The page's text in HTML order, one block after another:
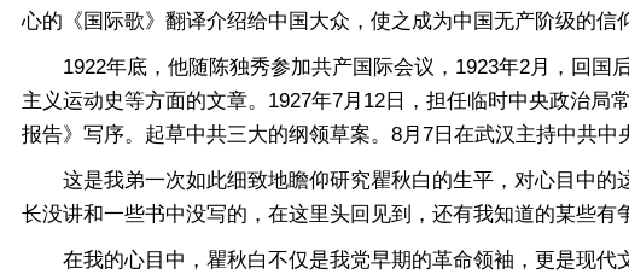
心的《国际歌》翻译介绍给中国大众，使之成为中国无产阶级的信
1922年底，他随陈独秀参加共产国际会议，1923年2月，回国
主义运动史等方面的文章。1927年7月12日，担任临时中央政治
报告》写序。起草中共三大的纲领草案。8月7日在武汉主持中共
这是我弟一次如此细致地瞻仰研究瞿秋白的生平，对心目中的
长没讲和一些书中没写的，在这里头回见到，还有我知道的某些
在我的心目中，瞿秋白不仅是我党早期的革命领袖，更是现代